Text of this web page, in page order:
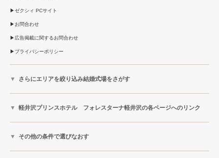
ゼクシィ PCサイト
お問合わせ
広告掲載に関するお問合わせ
プライバシーポリシー
さらにエリアを絞り込み結婚式場をさがす
軽井沢プリンスホテル フォレスターナ軽井沢の各ページへのリンク
その他の条件で選びなおす